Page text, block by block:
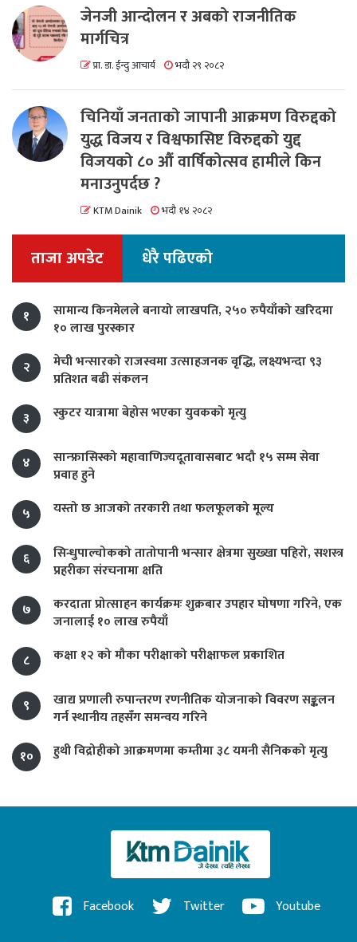
जेनजी आन्दोलन र अबको राजनीतिक
मार्गचित्र
प्रा. डा. ईन्दु आचार्य भदौ २९ २०८२
चिनियाँ जनताको जापानी आक्रमण विरुद्दको
युद्ध विजय र विश्वफासिष्ट विरुद्दको युद्द
विजयको ८० औं वार्षिकोत्सव हामीले किन
मनाउनुपर्दछ ?
KTM Dainik भदौ १४ २०८२
ताजा अपडेट धेरै पढिएको
१
सामान्य किनमेलले बनायो लाखपति, २५० रुपैयाँको खरिदमा
१० लाख पुरस्कार
२
मेची भन्सारको राजस्वमा उत्साहजनक वृद्धि, लक्ष्यभन्दा ९३
प्रतिशत बढी संकलन
३
स्कुटर यात्रामा बेहोस भएका युवकको मृत्यु
४
सान्फ्रासिस्को महावाणिज्यदूतावासबाट भदौ १५ सम्म सेवा
प्रवाह हुने
५
यस्तो छ आजको तरकारी तथा फलफूलको मूल्य
६
सिन्धुपाल्चोकको तातोपानी भन्सार क्षेत्रमा सुख्खा पहिरो, सशस्त्र
प्रहरीका संरचनामा क्षति
७
करदाता प्रोत्साहन कार्यक्रमः शुक्रबार उपहार घोषणा गरिने, एक
जनालाई १० लाख रुपैयाँ
८
कक्षा १२ को मौका परीक्षाको परीक्षाफल प्रकाशित
९
खाद्य प्रणाली रुपान्तरण रणनीतिक योजनाको विवरण सङ्कलन
गर्न स्थानीय तहसँग समन्वय गरिने
१०
हुथी विद्रोहीको आक्रमणमा कम्तीमा ३८ यमनी सैनिकको मृत्यु
Facebook Twitter Youtube